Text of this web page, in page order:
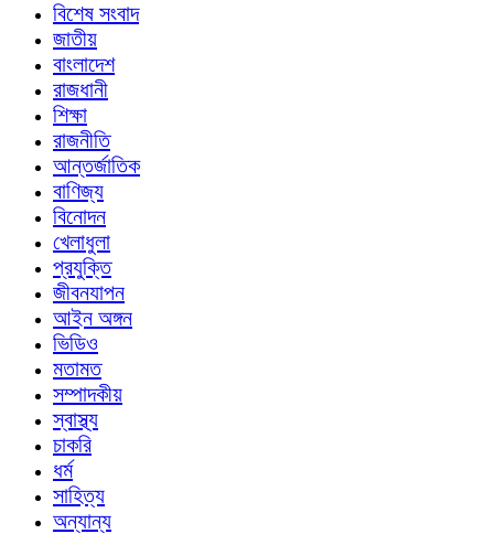
বিশেষ সংবাদ
জাতীয়
বাংলাদেশ
রাজধানী
শিক্ষা
রাজনীতি
আন্তর্জাতিক
বাণিজ্য
বিনোদন
খেলাধুলা
প্রযুক্তি
জীবনযাপন
আইন অঙ্গন
ভিডিও
মতামত
সম্পাদকীয়
স্বাস্থ্য
চাকরি
ধর্ম
সাহিত্য
অন্যান্য